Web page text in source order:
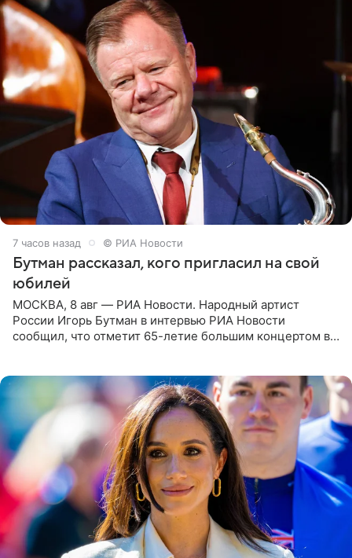
7 часов назад © РИА Новости
Бутман рассказал, кого пригласил на свой
юбилей
МОСКВА, 8 авг — РИА Новости. Народный артист
России Игорь Бутман в интервью РИА Новости
сообщил, что отметит 65-летие большим концертом в